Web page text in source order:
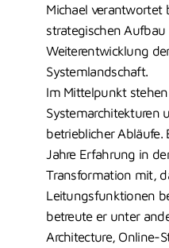
Michael verantwortet
strategischen Aufbau
Weiterentwicklung
Systemlandschaft.
Im Mittelpunkt
Systemarchitekturen
betrieblicher
Jahre Erfahrung in
Transformation mit,
Leitungsfunktionen
betreute er unter
Architecture, Online-